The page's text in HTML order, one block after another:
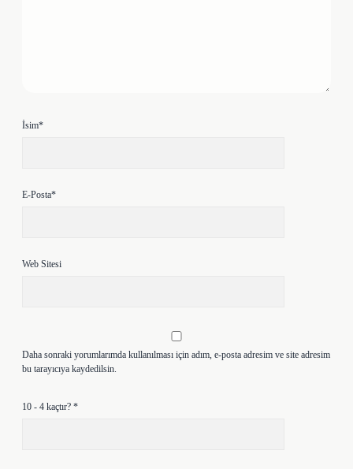
İsim*
E-Posta*
Web Sitesi
Daha sonraki yorumlarımda kullanılması için adım, e-posta adresim ve site adresim
bu tarayıcıya kaydedilsin.
10 - 4 kaçtır? *